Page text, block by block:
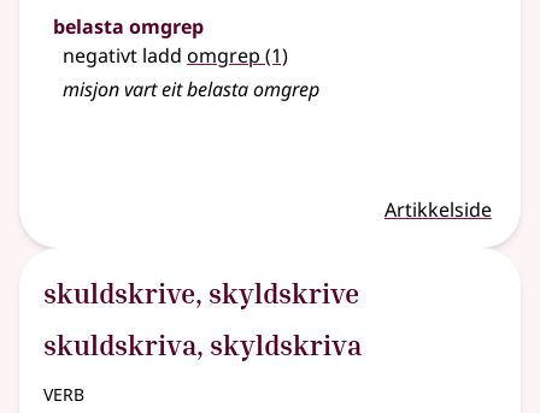
belasta omgrep
negativt ladd omgrep (1)
misjon vart eit belasta omgrep
Artikkelside
skuldskrive, skyldskrive
skuldskriva, skyldskriva
verb